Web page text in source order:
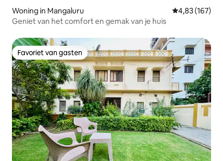
Woning in Mangaluru Gemiddelde
4,83 (167)
Geniet van het comfort en gemak van je huis
Favoriet van gasten
Favoriet van gasten